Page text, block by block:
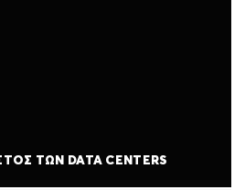
ΤΩΝ DATA CENTERS